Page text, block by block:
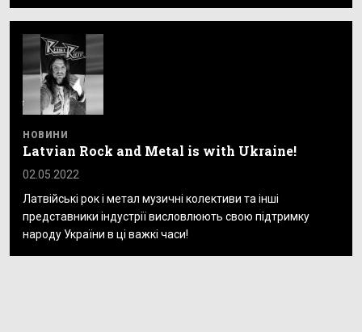
НОВИНИ
Latvian Rock and Metal is with Ukraine!
02.05.2022
Латвійські рок і метал музичні колективи та інші
представники індустрії висловлюють свою підтримку
народу України в ці важкі часи!